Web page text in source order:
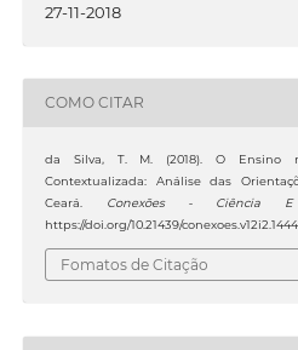
27-11-2018
COMO CITAR
da Silva, T. M. (2018). O Ensino
Contextualizada: Análise das
Ceará.
Conexões - Ciência E
https://doi.org/10.21439/conexoes.v12i2.1444
Fomatos de Citação